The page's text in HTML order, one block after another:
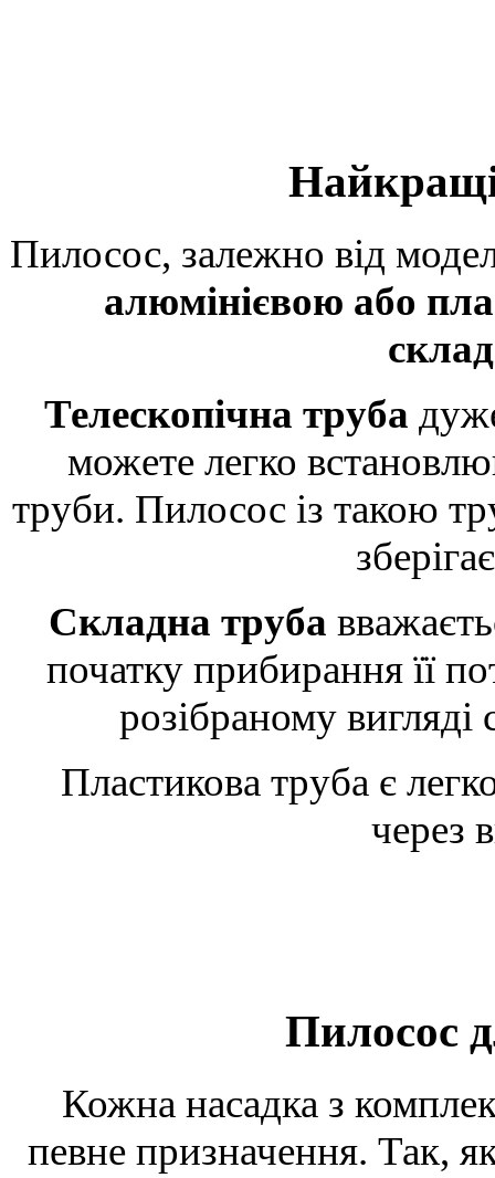
Пилосос, залежно від
алюмінієвою або
Телескопічна труба
можете легко
труби. Пилосос із такою
Складна труба
початку прибирання її
розібраному вигляді
Пластикова труба є
через
Пилосос
Кожна насадка з
певне призначення. Так,